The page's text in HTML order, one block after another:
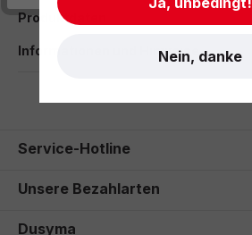
Produktdaten
Informationen und Hinweise
Service-Hotline
Unsere Bezahlarten
Dusyma
Nein, danke